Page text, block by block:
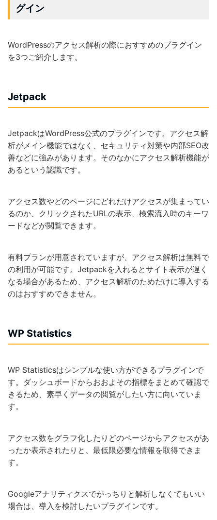
グイン
WordPressのアクセス解析の際におすすめのプラグイン
を3つご紹介します。
Jetpack
JetpackはWordPress公式のプラグインです。アクセス解
析がメイン機能ではなく、セキュリティ対策や内部SEO改
善などに強みがあります。そのなかにアクセス解析機能が
あるという認識です。
アクセス数やどのページにどれだけアクセスが集まってい
るのか、クリックされたURLの表示、検索流入時のキーワ
ードなどが閲覧できます。
有料プランが用意されていますが、アクセス解析は無料で
の利用が可能です。Jetpackを入れるとサイト表示が遅く
なる場合があるため、アクセス解析のためだけに導入する
のはおすすめできません。
WP Statistics
WP Statisticsはシンプルな使い方ができるプラグインで
す。ダッシュボードからおおよその指標をまとめて確認で
きるため、素早くデータの閲覧がしたい方に向いていま
す。
アクセス数をグラフ化したりどのページからアクセスがあ
ったか表示されたりと、最低限必要な情報を取得できま
す。
Googleアナリティクスでがっちりと解析しなくてもいい
場合は、導入を検討したいプラグインです。